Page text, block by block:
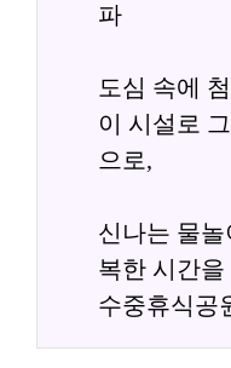
파
도심 속에
이 시설로
으로,
신나는 물
복한 시간
수중휴식공